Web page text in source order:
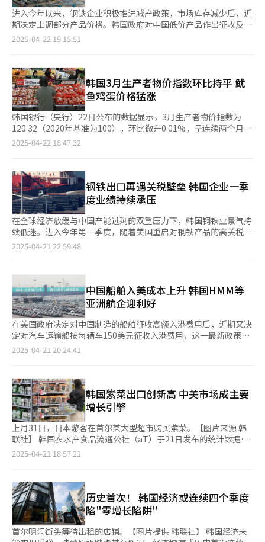
进入今年以来，钢铁企业积极推进减产政策，市场库存减少后，近
期决定上调部分产品价格。韩国政府对中国低价产品作出征收反倾
销关税的初步裁定，也成为推动价格上涨的因素之一。此前，受下
现代制铁正在考虑自5月起把钢筋基准价格每吨上调3万韩元（约合
人民币154元）。基准价格以钢铁生产成本中占比最大的废钢采购
价格为基础设定，钢铁企业以此价格向大型建筑公司及中间分销商
销售钢筋。 近来建筑行业持续低迷，加上中国低价钢材的大量涌
入，导致原材料价格上涨无法反映到销售价格上，钢铁企业经营状
况不断恶化。现代制铁去年营收23.2261万亿韩元，营业利润仅
3144亿韩元，分别同比减少10.4%与60.6%。 随着市场库存持续
减少，钢铁企业开始积极采取涨价措施。据韩国钢铁协会统计，今
能已降至50万吨以下。现代制铁本月暂停年产150万吨的仁川工厂
运转，因此库存减少趋势还会持续。 除了钢筋以外，用于建筑工
地的H型钢也加入涨价行列。H型钢是截面形似英文字母“H”的钢
材。现代制铁与东国制钢计划自下月起把H型钢价格每吨上调5万
韩元。今年1月H型钢库存为43.8万吨，较去年同期减少7.3%。 主
要用于造船领域的厚板方面，东国制钢本月已把每吨价格上调3万
韩元。近来厚板库存有所增加，但今年2月韩国政府对中国厚板作
出拟征收最高38%反倾销关税的初步裁定，导致未来中国低价产品
中国钢铁内需疲软，库存以低价出口至韩国等准入门槛较低的市
场。中国厚板价格大约较韩国本土产品低出20%，去年韩国自华进
口厚板总量多达117.9328万吨，较前一年增长5%，创下历史新
高。 钢铁行业相关人士指出：“在政治动荡与韩元贬值的背景
下，汇率一度飙升至近1500韩元，进一步推高原材料价格。目前
下游行业持续低迷，但我们选择持续推动价格恢复至合理水平。”
另外，业内对建筑行业持续低迷也表示担忧。受汇率上涨影响，施
工成本大幅增加，导致开工项目减少。与此同时，美国对钢铁征收
士表示，在下游产业未见复苏的情况下，仅靠提价与减产政策难以
期待业绩回暖，如果美国市场关闭导致全球钢铁供应大量涌入亚洲
市场，整体市况恐会进一步恶化。 现代制铁唐津炼铁厂全景【图
片来源 现代制铁】
2025-04-22 19:15:51
韩国3月生产者物价指数环比持平 鱿
鱼鸡蛋价格猛涨
韩国银行（央行）22日公布的数据显示，3月生产者物价指数为
120.32（2020年基准为100），环比微升0.01%，呈连续两个月保
持上升趋势。 生产者物价是衡量工业企业产品出厂价格变动趋势
至消费者实际购买物价上。 具体来看，农林水产品价格环比上涨
0.4%，主要受畜产品（1.8%）和水产品（0.5%）价格上涨影响。
工业产品价格整体持平，其中，初级金属产品（0.8%）价格上
涨，而煤炭及石油产品（-4.3%）等价格下降。 电力、天然气和水
费价格环比下降0.2%，受工业用城市天然气（-2.7%）价格下降影
响。服务业方面，金融及保险服务（-1.5%）价格下降，而餐厅及
住宿服务（0.5%）等价格上涨，导致总体服务业环比持平。 值得
注意的是，3月部分商品价格涨跌幅度较大。在畜产品中，猪肉
和螃蟹（22.2%）等价格有明显上涨。然而，草莓（-31.2%）和
萝卜（-8.4%）价格下跌；工业品方面，柴油（-5.7%）和汽油
（-5.8%）价格均有所下降。 央行物价统计组组长李文熙（音）解
释称，生产者物价指数连续两个月保持平稳，呈现微幅波动态势。
虽然初级金属产品等品类有所上涨，但由于油价走低导致煤炭及石
油产品价格下跌，整体价格水平维持平衡。 包括进口商品在内的3
月国内供应物价指数环比上涨0.1%，呈现自去年10月以来连续第
六个月保持上涨趋势。其中原材料（-1%）价格出现下跌，但中间
内出口在内的3月总产品物价指数环比上涨0.1%，电力、天然气和
水费（-0.2%）价格环比下降，而工业用（0.2%）价格环比上涨。
本月7日，在首尔一家大型超市韩国消费者在挑选水果。【图片提
供 韩联社】
2025-04-22 18:47:32
钢铁出口再遇关税壁垒 韩国企业一季
度业绩持续承压
在全球经济放缓与中国产能过剩的双重压力下，韩国钢铁业景气持
续低迷。进入今年第一季度，随着美国重启对钢铁产品的高关税政
策，韩国对美出口环境急剧恶化，行业整体业绩表现不振。 据韩
比减少5.2%；销售额预计为17.8057万亿韩元，同比下滑1.4%。
其中，钢铁业务销售额预计为14.3万亿韩元，略低于去年同期的
14.462万亿韩元，营业利润则预计达3700亿韩元，同比增长约
10%。 行业第二大企业现代制铁则面临更大压力，预计一季度将
录得约300亿韩元的营业亏损，较去年同期558亿韩元的盈利大幅
转负。销售额预计同比下降7%至8%，降至约5.5万亿韩元。东国
制钢、世亚Besteel、世亚制钢等主要钢铁企业的业绩亦普遍低于
去年同期。 业界分析指出，自去年以来，全球需求放缓叠加中国
率高企推升原材料进口成本，即使部分出口产品单价上涨，整体盈
利能力仍难有明显改善。现代制铁还受制于劳资纠纷引发的生产中
断，销量锐减，进一步拖累业绩表现。 此外，美国上月恢复对韩
国钢铁与铝产品加征25%关税后，韩国对美钢铁出口同比下降逾
10%。更严峻的是，自2018年起实施的每年263万吨免税配额已被
取消，韩国钢铁企业须在与其他出口国相同的关税条件下展开竞
争。 尽管对美国出口减少引发市场对钢铁业盈利能力下滑的担
忧，但也有分析指出，韩国钢铁产品在品质与交付能力方面仍具一
韩国企业有望在一定程度上抵消关税带来的不利影响。 与此同
时，中韩两国政策动向也受到业界密切关注。中国政府在今年两会
上明确提出将推进钢铁减产，韩国政府则已启动针对中国产厚板和
热轧钢板的反倾销调查。市场普遍认为，随着中国出口收缩、国内
钢价干扰因素缓解，加之反倾销关税预期推升本地售价，韩国钢铁
行业业绩有望自第二季度起逐步回暖。 韩国京畿道平泽港码头等
2025-04-21 22:59:48
中国船舶入美成本上升 韩国HMM等
亚洲航企迎利好
在美国政府决定对中国制造的船舶征收高额入港费用后，近期又决
定对汽车运输船按每辆车150美元征收入港费用，这一最新政策使
全球航运和造船业的利益格局变得愈发复杂。 根据业内21日消
辆小型汽车的空间）150美元的入港费用。由于目前并无美国本土
建造的汽车运输船，该项措施事实上适用于所有现役汽车运输船。
这一条款此前并未出现在USTR今年2月公布的征费草案中。当时
草案仅涉及对中国航运公司所拥有的船舶，及各国航运公司旗下中
国制造船舶征收入港费用，单次最多可达100万美元。最终政策细
化为：对中国航运公司船舶每吨收取50美元，对中国制造船舶每吨
收取18美元。 受此影响最大之一的是韩国现代汽车集团旗下的汽
车物流公司——现代格洛维斯（Hyundai Glovis）。该公司2024年
10.6%，创历史新高；营业利润达1.7529万亿韩元，为历年次高水
平。尤其在整车海运业务方面，该公司实现销售额4.003万亿韩
元，同比增长27.5%。这主要得益于全球汽车运输运价上扬，以及
其大客户现代与起亚汽车在美销量创下170万辆历史新高。 然而，
尽管汽车运输收入占现代格洛维斯总收入的比重仅为15%左右，该
公司仍面临不小压力。分析人士指出，随着现代汽车集团今年3月
2025-04-21 20:24:41
韩国紫菜出口创新高 中美市场成主要
增长引擎
上月31日，日本游客在首尔某大型超市购买紫菜。【图片来源 韩
联社】 韩国农水产食品流通公社（aT）于21日发布的统计数据显
示，2024年第一季度韩国紫菜出口额达2.81亿美元，同比增长
第一季度紫菜出口总量达1.161万吨，同比增长7.5%，较2015年同
期（1076吨）实现844.3%的跨越式增长。韩国海洋水产开发院
（KMI）的月度统计报告显示，今年1至3月紫菜出口额同比增幅分
别为7.4%、52.7%和10.9%，呈稳健上升态势。专家预测，基于
当前强劲的市场需求，4月份出口量将持续保持高位运行。 从各国
2025-04-21 18:57:21
历史首次！ 韩国经济或连续四个季度
陷"零增长陷阱"
首尔明洞街头等待出租的店铺。【图片提供 韩联社】 韩国经济未